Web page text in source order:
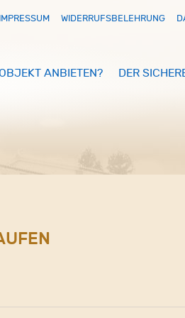
IMPRESSUM WIDERRUFSBELEHRUNG
ANBIETEN? DER